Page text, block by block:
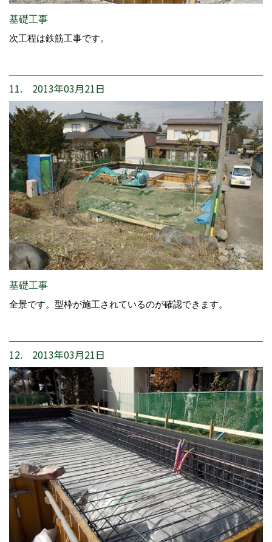
基礎工事
次工程は鉄筋工事です。
11. 2013年03月21日
基礎工事
全景です。型枠が施工されているのが確認できます。
12. 2013年03月21日